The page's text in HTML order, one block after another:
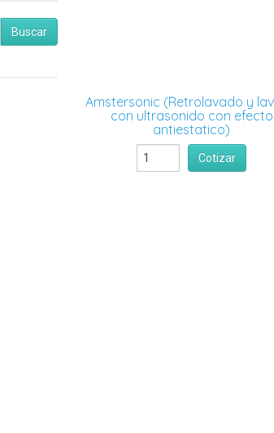
Buscar
Amstersonic (Retrolavado y
con ultrasonido con efecto
antiestatico)
Cotizar